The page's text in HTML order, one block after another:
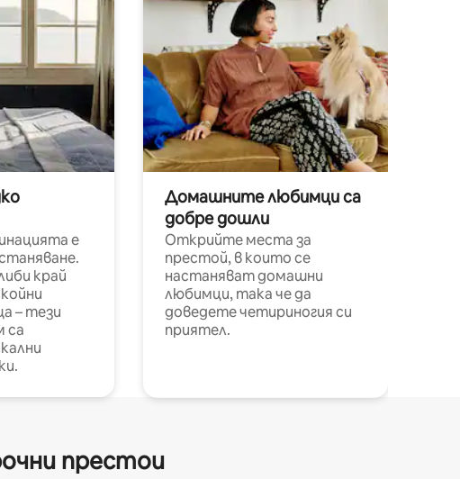
е
край
– тези
са
Домашните любимци са
добре дошли
Открийте места за
престой, в които се
настаняват домашни
любимци, така че да
доведете четириногия си
приятел.
престои